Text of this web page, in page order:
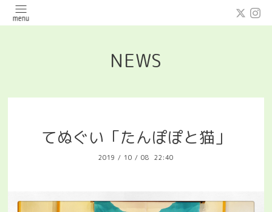
NEWS
てぬぐい「たんぽぽと猫」
2019 / 10 / 08 22:40